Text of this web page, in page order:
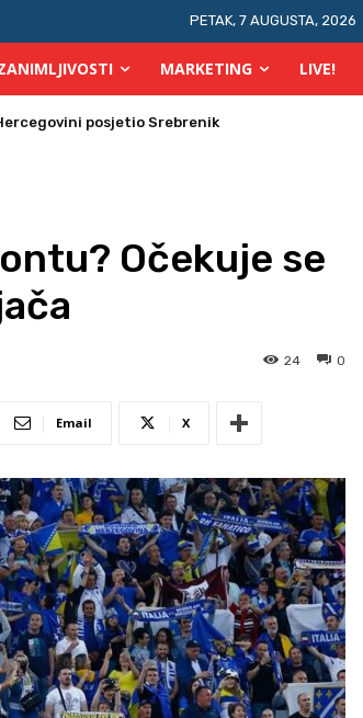
PETAK, 7 AUGUSTA, 2026
MARKETING LIVE!
Očekuje se
0
24
Email X